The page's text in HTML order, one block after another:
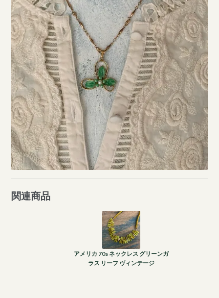
関連商品
アメリカ 70s ネックレス グリーンガ
ラス リーフ ヴィンテージ